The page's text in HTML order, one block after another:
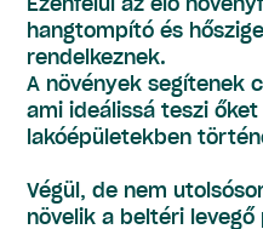
Ezenfelül az élő
hangtompító és
rendelkeznek.
A növények segítenek
ami ideálissá teszi
lakóépületekben
Végül, de nem
növelik a beltéri